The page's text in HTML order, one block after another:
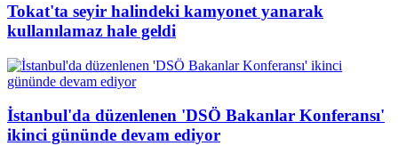
Tokat'ta seyir halindeki kamyonet yanarak
kullanılamaz hale geldi
İstanbul'da düzenlenen 'DSÖ Bakanlar Konferansı'
ikinci gününde devam ediyor